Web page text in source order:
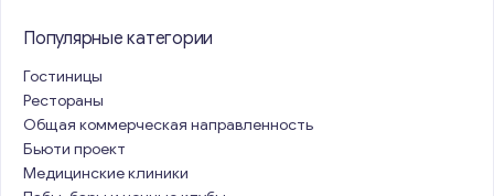
Популярные категории
Гостиницы
Рестораны
Общая коммерческая направленность
Бьюти проект
Медицинские клиники